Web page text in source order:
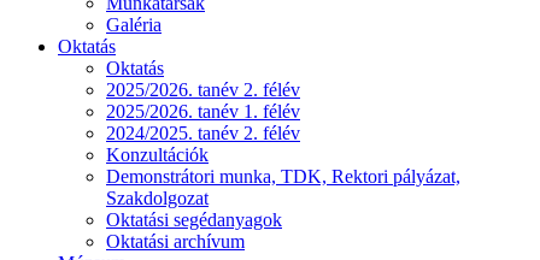
Galéria
Oktatás
Oktatás
2025/2026. tanév 2. félév
2025/2026. tanév 1. félév
2024/2025. tanév 2. félév
Konzultációk
Demonstrátori munka, TDK, Rektori pályázat,
Szakdolgozat
Oktatási segédanyagok
Oktatási archívum